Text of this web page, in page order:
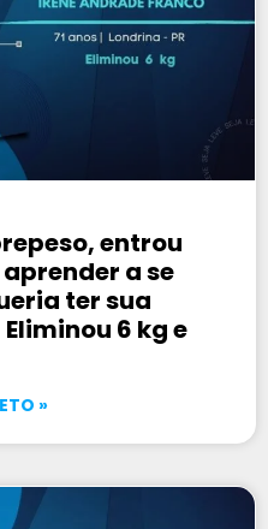
entrou
a se
ter sua
6 kg e
»